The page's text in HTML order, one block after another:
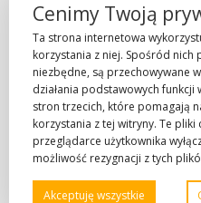
Cenimy Twoją
Ta strona internetowa
korzystania z niej. Spośród nich
niezbędne, są przechowywane
działania podstawowych
stron trzecich, które pomagają
korzystania z tej witryny. Te
przeglądarce użytkownika
możliwość rezygnacji z tych
Akceptuję wszystkie